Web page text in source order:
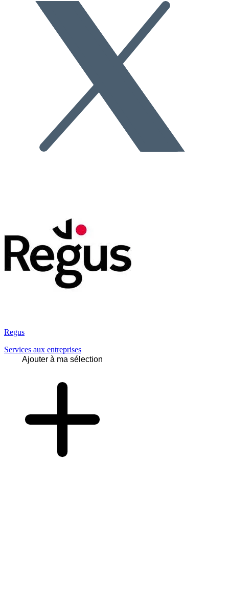
Regus
Services aux entreprises
Ajouter à ma sélection